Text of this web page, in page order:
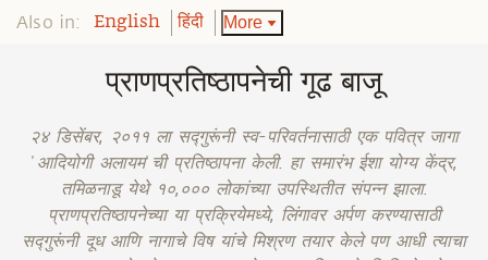
Also in: English हिंदी More
प्राणप्रतिष्ठापनेची गूढ बाजू
२४ डिसेंबर, २०११ ला सद्गुरूंनी स्व-परिवर्तनासाठी एक पवित्र जागा
'आदियोगी अलायम'ची प्रतिष्ठापना केली. हा समारंभ ईशा योग्य केंद्र,
तमिळनाडू येथे १०,००० लोकांच्या उपस्थितीत संपन्न झाला.
प्राणप्रतिष्ठापनेच्या या प्रक्रियेमध्ये, लिंगावर अर्पण करण्यासाठी
सद्गुरूंनी दूध आणि नागाचे विष यांचे मिश्रण तयार केले पण आधी त्याचा